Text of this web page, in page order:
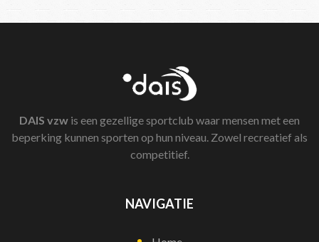
DAIS vzw is een gezellige sportclub waar mensen met een
beperking kunnen sporten op hun niveau. Zowel recreatief als
competitief.
NAVIGATIE